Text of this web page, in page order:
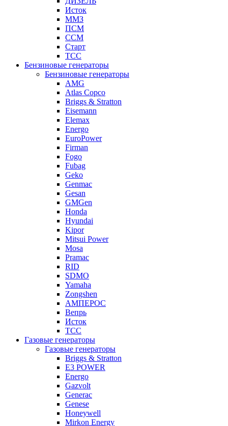
Исток
ММЗ
ПСМ
ССМ
Старт
ТСС
Бензиновые генераторы
Бензиновые генераторы
AMG
Atlas Copco
Briggs & Stratton
Eisemann
Elemax
Energo
EuroPower
Firman
Fogo
Fubag
Geko
Genmac
Gesan
GMGen
Honda
Hyundai
Kipor
Mitsui Power
Mosa
Pramac
RID
SDMO
Yamaha
Zongshen
АМПЕРОС
Вепрь
Исток
ТСС
Газовые генераторы
Газовые генераторы
Briggs & Stratton
E3 POWER
Energo
Gazvolt
Generac
Genese
Honeywell
Mirkon Energy